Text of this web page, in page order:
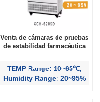
Venta de cámaras de pruebas
de estabilidad farmacéutica
TEMP Range: 10~65℃,
Humidity Range: 20~95%